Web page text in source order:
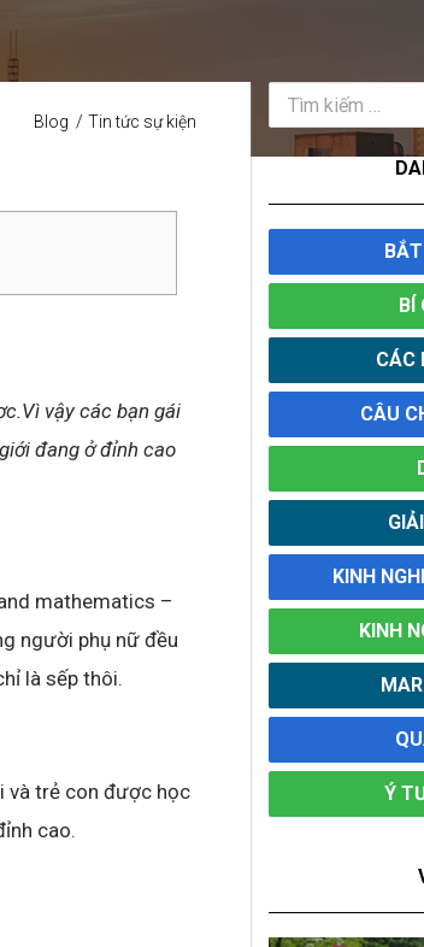
Blog Tin tức sự kiện
vậy các bạn gái
đang ở đỉnh cao
mathematics –
người phụ nữ đều
là sếp thôi.
và trẻ con được học
cao.
BÍ
CÁC
CÂU
KINH
KINH
Ý